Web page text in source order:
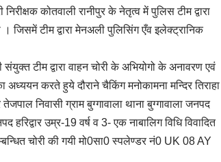
कोतवाली रानीपुर के नेतृत्व में पुलिस टीम द्वारा
टीम द्वारा मेनअली पुलिसिंग एँव इलेक्ट्रानिक
टीम द्वारा वाहन चोरी के अभियोगो के अनावरण एवं
करते हुये दौराने चैकिंग मनोकामना मन्दिर तिराहा
निवासी ग्राम बुग्गावाला थाना बुग्गावाला जनपद
हरिद्वार उम्र-19 वर्ष व 3- एक नाबालिग विधि विवादित
चोरी की गयी मो0सा0 स्पलेण्डर नं0 UK 08 AY